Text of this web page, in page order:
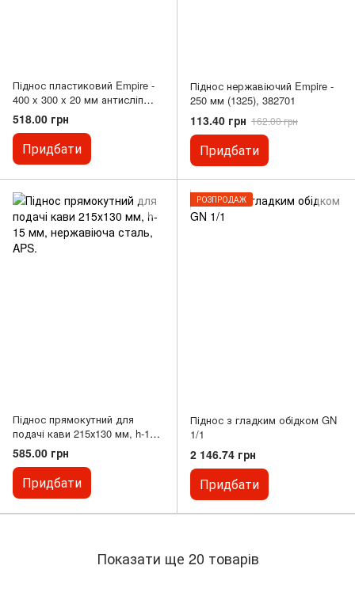
Піднос пластиковий Empire -
400 x 300 x 20 мм антисліп
1316 (1316), 382788
518.00 грн
Придбати
Піднос нержавіючий Empire -
250 мм (1325), 382701
113.40 грн 162.00 грн
Придбати
Піднос прямокутний для
подачі кави 215х130 мм, h-15
мм, нержавіюча сталь, APS.
585.00 грн
Придбати
РОЗПРОДАЖ
Піднос з гладким обідком GN
1/1
2 146.74 грн
Придбати
Показати ще 20 товарів